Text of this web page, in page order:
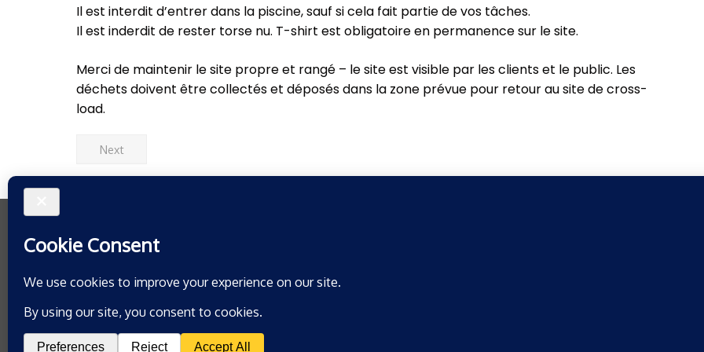
Il est interdit d’entrer dans la piscine, sauf si cela fait partie de vos tâches.
Il est inderdit de rester torse nu. T-shirt est obligatoire en permanence sur le site.
Merci de maintenir le site propre et rangé – le site est visible par les clients et le public. Les
déchets doivent être collectés et déposés dans la zone prévue pour retour au site de cross-
load.
Next
Health & Safety Risk Management Software.
Support@do-safety.com